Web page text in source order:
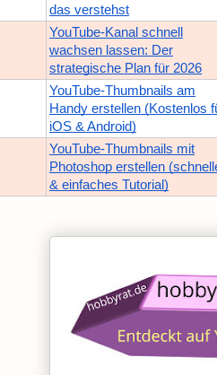
das verstehst
YouTube-Kanal schnell
wachsen lassen: Der
strategische Plan für 2026
YouTube-Thumbnails am
Handy erstellen (Kostenlos
iOS & Android)
YouTube-Thumbnails mit
Photoshop erstellen
& einfaches Tutorial)